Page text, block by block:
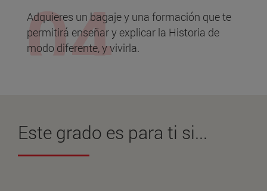
Adquieres un bagaje y una formación que te
permitirá enseñar y explicar la Historia de
modo diferente, y vivirla.
Este grado es para ti si...